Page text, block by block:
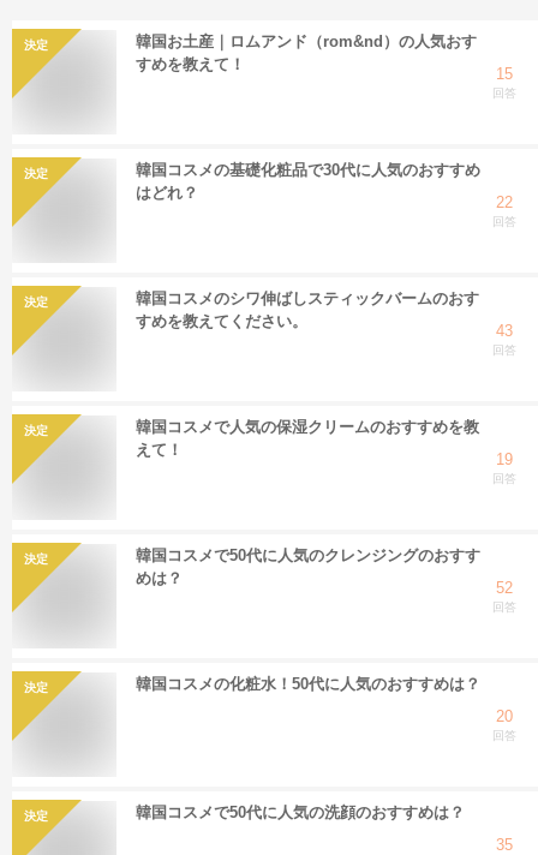
決定
韓国お土産｜ロムアンド（rom&nd）の人気おす
すめを教えて！
15
回答
決定
韓国コスメの基礎化粧品で30代に人気のおすすめ
はどれ？
22
回答
決定
韓国コスメのシワ伸ばしスティックバームのおす
すめを教えてください。
43
回答
決定
韓国コスメで人気の保湿クリームのおすすめを教
えて！
19
回答
決定
韓国コスメで50代に人気のクレンジングのおすす
めは？
52
回答
決定
韓国コスメの化粧水！50代に人気のおすすめは？
20
回答
決定
韓国コスメで50代に人気の洗顔のおすすめは？
35